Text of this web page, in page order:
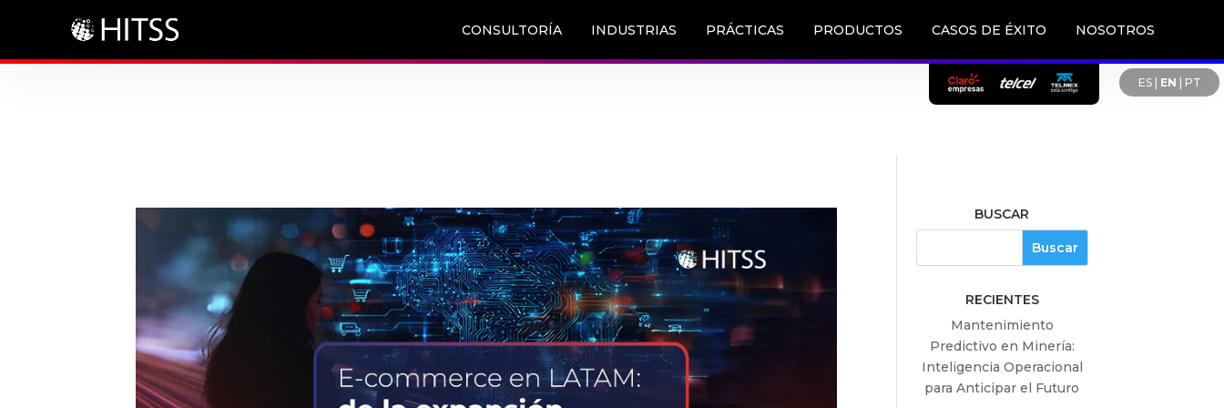
CONSULTORÍA INDUSTRIAS PRÁCTICAS PRODUCTOS CASOS DE ÉXITO NOSOTROS
ES| EN PT
BUSCAR
RECIENTES
Mantenimiento
Predictivo en Minería:
Inteligencia Operacional
para Anticipar el Futuro